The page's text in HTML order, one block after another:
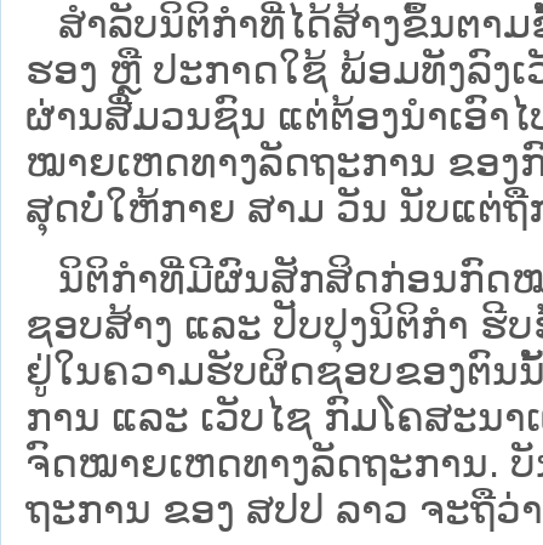
ສໍາລັບນິຕິກໍາທີ່ໄດ້ສ້າງຂຶ້ນຕາ
ຮອງ ຫຼື ປະກາດໃຊ້ ພ້ອມທັງລົງ
ຜ່ານສື່ມວນຊົນ ແຕ່ຕ້ອງນໍາເອົາ
ໝາຍ​ເຫດ​ທາງ​ລັດ​ຖະ​ການ​ ຂອ
ສຸດບໍ່ໃຫ້ກາຍ ສາມ ວັນ ນັບແຕ່ຖື
ນິ​ຕິ​ກຳ​ທີ່​ມີ​ຜົນ​ສັກ​ສິດ​ກ່ອນ​ກົດ​ໝ
ຊອບ​ສ້າງ ແລະ ປັບ​ປຸງນິ​ຕິ​ກຳ ຮີ
ຢູ່ໃນຄວາມຮັບຜິດຊອບຂອງຕົນ
ການ ແລະ ເວັບໄຊ​ ກົມໂຄສະນ
ຈົດໝາຍເຫດທາງລັດຖະການ.
ຖະ​ການ ຂອງ ສປ​ປ ລາວ ​ຈະຖື​